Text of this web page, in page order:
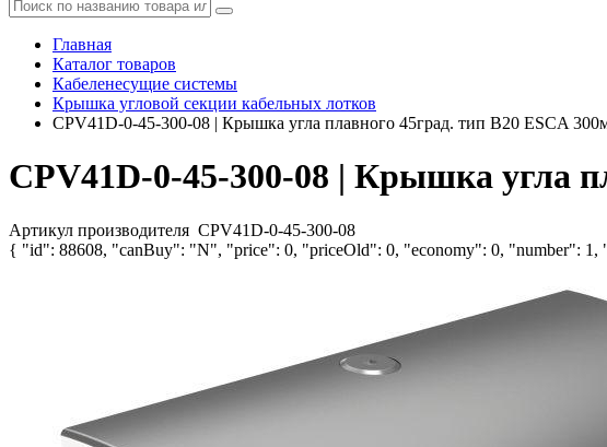
Главная
Каталог товаров
Кабеленесущие системы
Крышка угловой секции кабельных лотков
CPV41D-0-45-300-08 | Крышка угла плавного 45град. тип В20 ESCA
CPV41D-0-45-300-08 | Крышка угла
Артикул производителя CPV41D-0-45-300-08
{ "id": 88608, "canBuy": "N", "price": 0, "priceOld": 0, "economy": 0, "number":